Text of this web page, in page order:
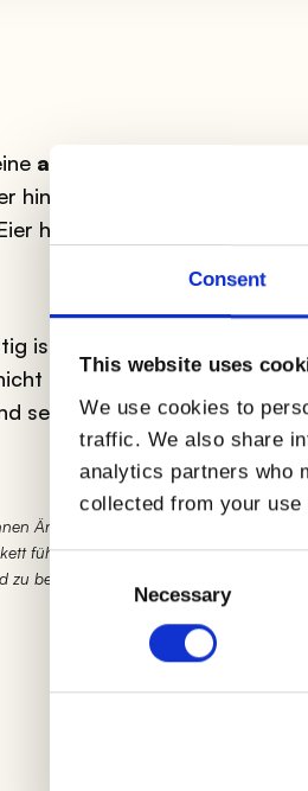
Consent
This website uses
We use cookies to
traffic. We also share
analytics partners who
collected from your
Selection
Necessary
antihaftbeschichtete
hinein und
hinzu: Beginnen Sie mit
ist, übertragen Sie Ihr Ei
zu übertreiben, und einer
servieren Sie es.
Änderungen unterliegen, die
führen können. Wir bitten Sie daher,
zu berücksichtigen.